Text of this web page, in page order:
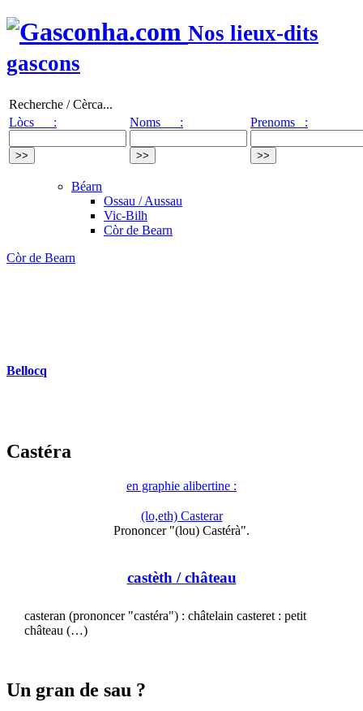
Nos lieux-dits
gascons
Recherche / Cèrca...
Lòcs :
Noms : Prenoms :
Béarn
Ossau / Aussau
Vic-Bilh
Còr de Bearn
Còr de Bearn
Bellocq
Castéra
en graphie alibertine :
(lo,eth) Casterar
Prononcer "(lou) Castérà".
castèth / château
casteran (prononcer "castéra") : châtelain casteret : petit
château (…)
Un gran de sau ?